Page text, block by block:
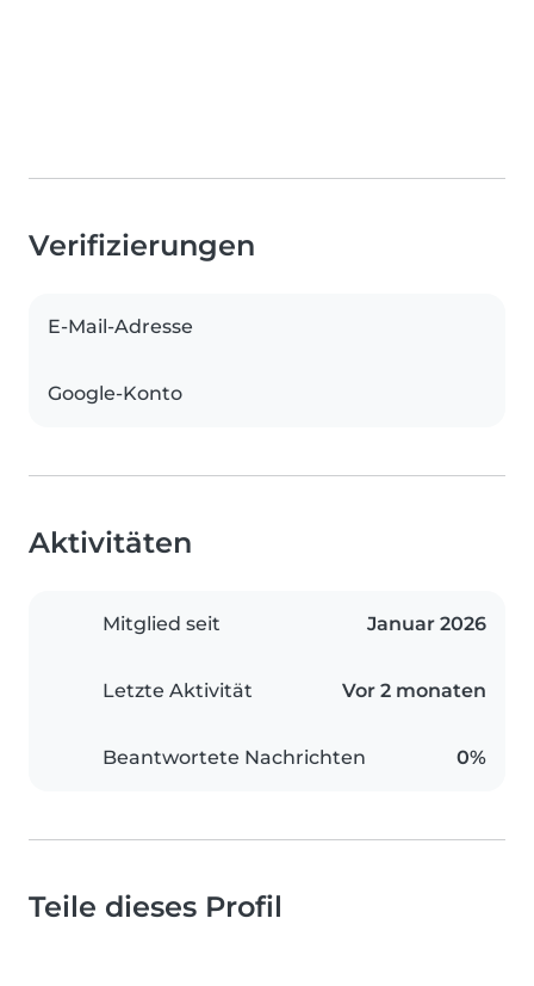
Verifizierungen
E-Mail-Adresse
Google-Konto
Aktivitäten
Mitglied seit Januar 2026
Letzte Aktivität Vor 2 monaten
Beantwortete Nachrichten 0%
Teile dieses Profil